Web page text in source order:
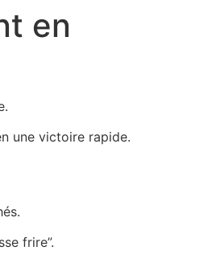
en
une victoire rapide.
frire”.